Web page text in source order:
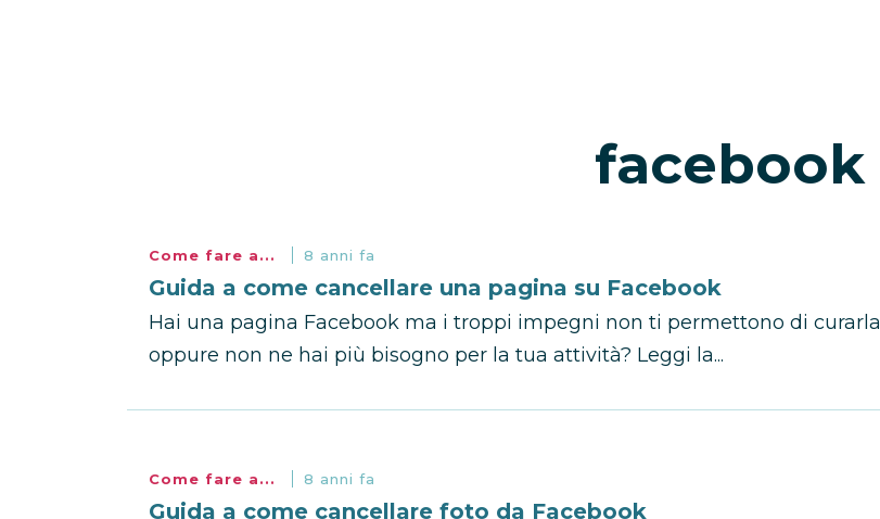
facebook
Come fare a... 8 anni fa
Guida a come cancellare una pagina su Facebook
Hai una pagina Facebook ma i troppi impegni non ti permettono di curarla
oppure non ne hai più bisogno per la tua attività? Leggi la...
Come fare a... 8 anni fa
Guida a come cancellare foto da Facebook